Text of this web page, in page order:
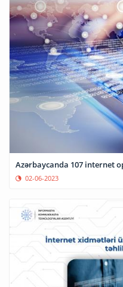
Azərbaycanda 107 internet
02-06-2023